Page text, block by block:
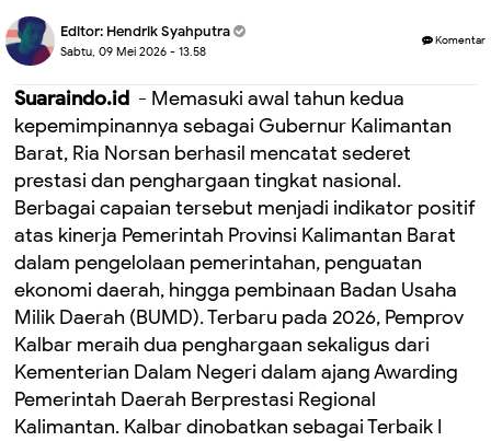
Editor: Hendrik Syahputra
Sabtu, 09 Mei 2026 - 13.58
Komentar
Suaraindo.id - Memasuki awal tahun kedua
kepemimpinannya sebagai Gubernur Kalimantan
Barat, Ria Norsan berhasil mencatat sederet
prestasi dan penghargaan tingkat nasional.
Berbagai capaian tersebut menjadi indikator positif
atas kinerja Pemerintah Provinsi Kalimantan Barat
dalam pengelolaan pemerintahan, penguatan
ekonomi daerah, hingga pembinaan Badan Usaha
Milik Daerah (BUMD). Terbaru pada 2026, Pemprov
Kalbar meraih dua penghargaan sekaligus dari
Kementerian Dalam Negeri dalam ajang Awarding
Pemerintah Daerah Berprestasi Regional
Kalimantan. Kalbar dinobatkan sebagai Terbaik I